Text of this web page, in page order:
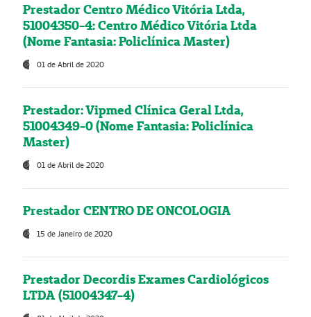
Prestador Centro Médico Vitória Ltda,
51004350-4: Centro Médico Vitória Ltda
(Nome Fantasia: Policlínica Master)
01 de Abril de 2020
Prestador: Vipmed Clínica Geral Ltda,
51004349-0 (Nome Fantasia: Policlínica
Master)
01 de Abril de 2020
Prestador CENTRO DE ONCOLOGIA
15 de Janeiro de 2020
Prestador Decordis Exames Cardiológicos
LTDA (51004347-4)